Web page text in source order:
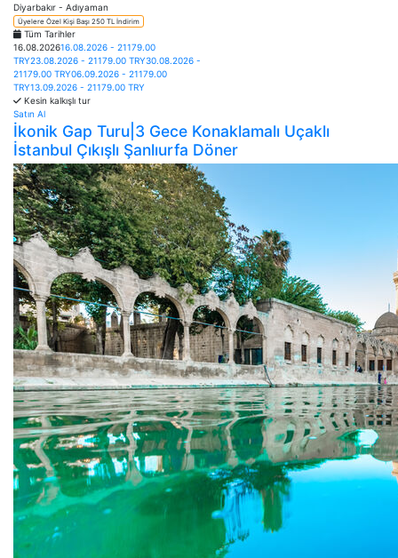
Diyarbakır - Adıyaman
Üyelere Özel Kişi Başı 250 TL İndirim
Tüm Tarihler
16.08.202616.08.2026 - 21179.00
TRY23.08.2026 - 21179.00 TRY30.08.2026 -
21179.00 TRY06.09.2026 - 21179.00
TRY13.09.2026 - 21179.00 TRY
Kesin kalkışlı tur
Satın Al
İkonik Gap Turu|3 Gece Konaklamalı Uçaklı
İstanbul Çıkışlı Şanlıurfa Döner